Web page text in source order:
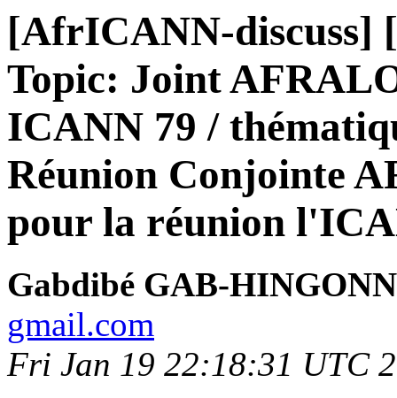
[AfrICANN-discuss]
Topic: Joint
ICANN 79 /
Réunion Conjointe
pour la réunion
Gabdibé GAB-
gmail.com
Fri Jan 19 22:18:31 UTC